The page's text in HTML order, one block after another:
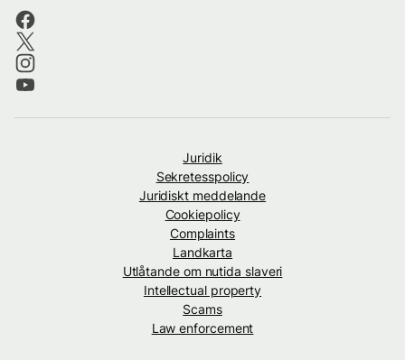
Juridik
Sekretesspolicy
Juridiskt meddelande
Cookiepolicy
Complaints
Landkarta
Utlåtande om nutida slaveri
Intellectual property
Scams
Law enforcement